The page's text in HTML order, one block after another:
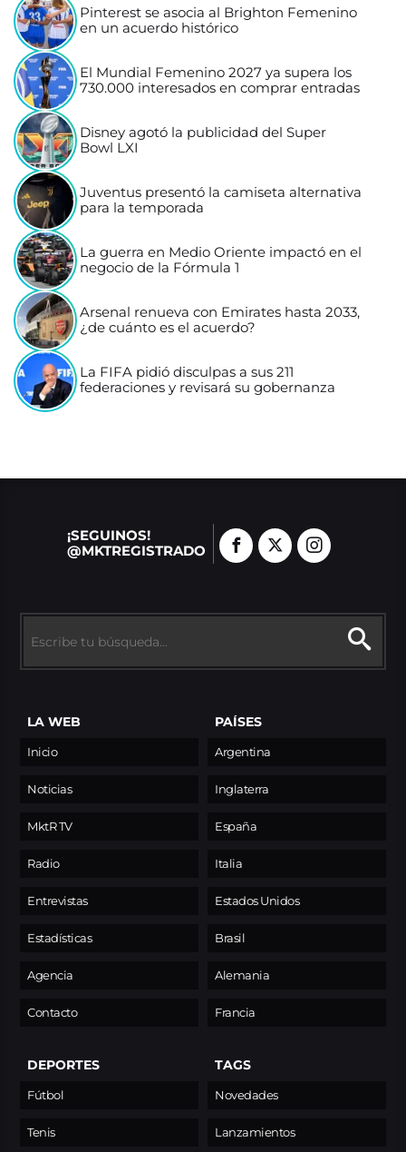
Pinterest se asocia al Brighton Femenino
en un acuerdo histórico
El Mundial Femenino 2027 ya supera los
730.000 interesados en comprar entradas
Disney agotó la publicidad del Super
Bowl LXI
Juventus presentó la camiseta alternativa
para la temporada
La guerra en Medio Oriente impactó en el
negocio de la Fórmula 1
Arsenal renueva con Emirates hasta 2033,
¿de cuánto es el acuerdo?
La FIFA pidió disculpas a sus 211
federaciones y revisará su gobernanza
¡SEGUINOS!
@MKTREGISTRADO
LA WEB
Inicio
Noticias
MktR TV
Radio
Entrevistas
Estadísticas
Agencia
Contacto
PAÍSES
Argentina
Inglaterra
España
Italia
Estados Unidos
Brasil
Alemania
Francia
DEPORTES
Fútbol
Tenis
TAGS
Novedades
Lanzamientos